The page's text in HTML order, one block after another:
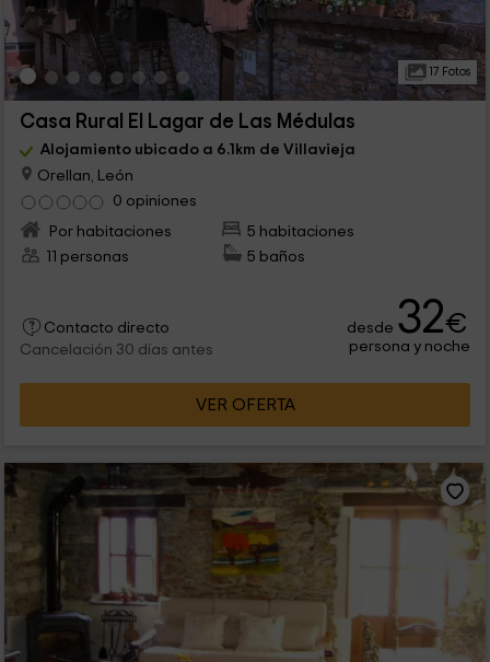
17 Fotos
Casa Rural El Lagar de Las Médulas
Alojamiento ubicado a 6.1km de Villavieja
Orellan, León
0 opiniones
Por habitaciones
5 habitaciones
11 personas
5 baños
Contacto directo
Cancelación 30 días antes
desde 32€
persona y noche
VER OFERTA